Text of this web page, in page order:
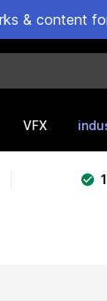
& content
VFX